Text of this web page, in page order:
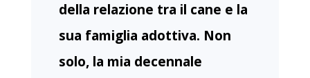
della relazione tra il cane e la
sua famiglia adottiva. Non
solo, la mia decennale